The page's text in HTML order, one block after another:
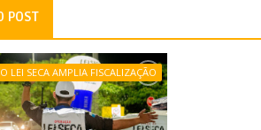
POST
LEI SECA AMPLIA FISCALIZAÇÃO